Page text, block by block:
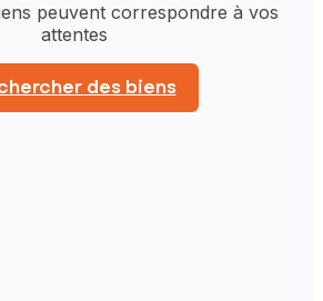
peuvent correspondre à vos
attentes
des biens